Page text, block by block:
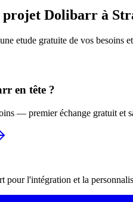
projet Dolibarr à
etude gratuite de vos besoins
en tête ?
— premier échange gratuit et
pour l'intégration et la